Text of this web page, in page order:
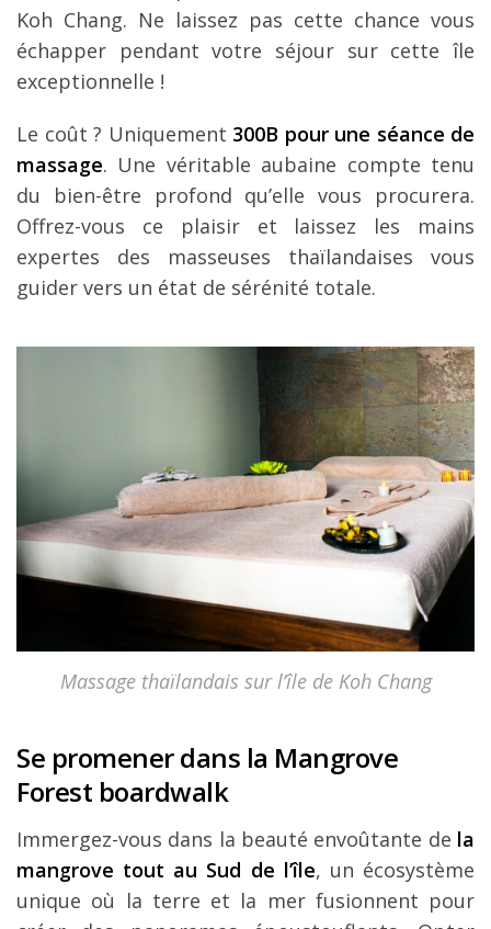
Koh Chang. Ne laissez pas cette chance vous
échapper pendant votre séjour sur cette île
exceptionnelle !
Le coût ? Uniquement 300B pour une séance de
massage. Une véritable aubaine compte tenu
du bien-être profond qu’elle vous procurera.
Offrez-vous ce plaisir et laissez les mains
expertes des masseuses thaïlandaises vous
guider vers un état de sérénité totale.
Massage thaïlandais sur l’île de Koh Chang
Se promener dans la Mangrove
Forest boardwalk
Immergez-vous dans la beauté envoûtante de la
mangrove tout au Sud de l’île, un écosystème
unique où la terre et la mer fusionnent pour